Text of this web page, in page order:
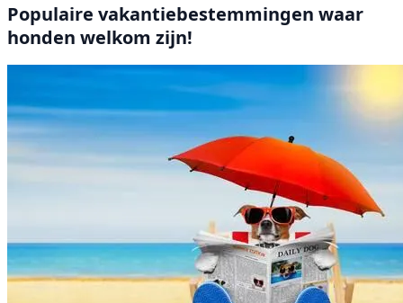
Populaire vakantiebestemmingen waar
honden welkom zijn!